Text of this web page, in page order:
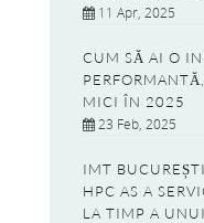
11 Apr, 2025
CUM SĂ AI O
MICI ÎN 2025
23 Feb, 2025
IMT
HPC AS A
LA TIMP A